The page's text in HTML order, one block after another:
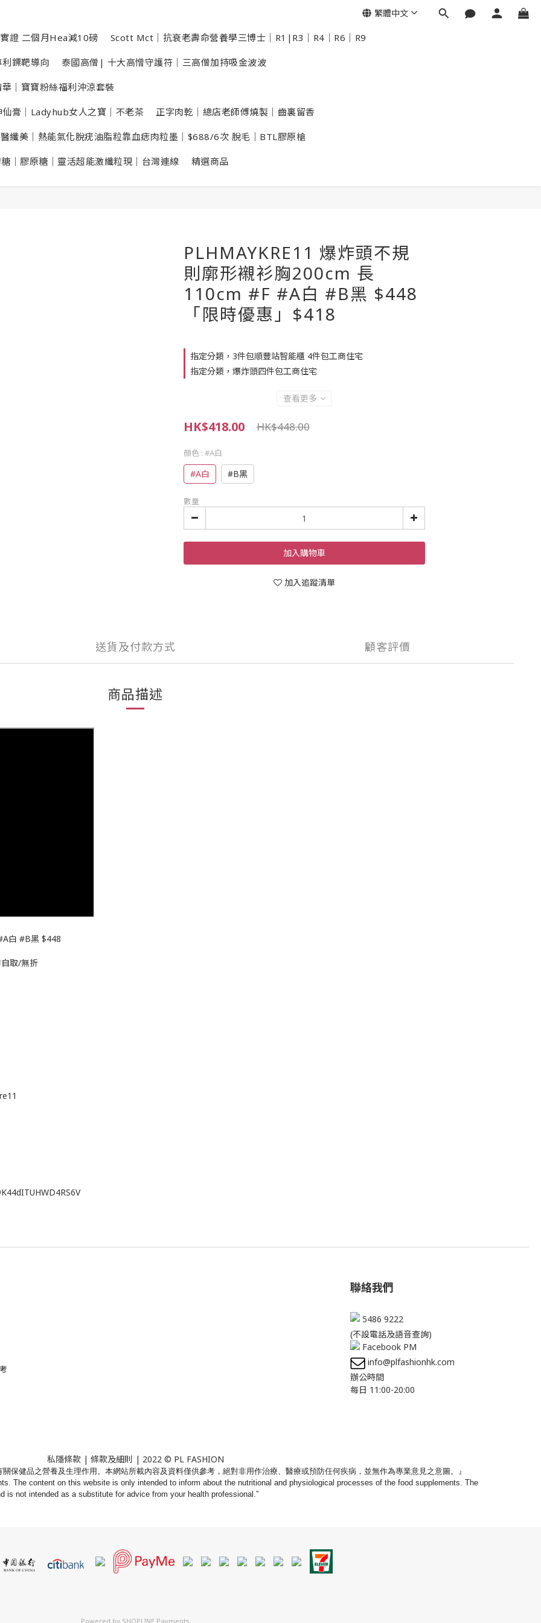
證 二個月Hea減10磅 Scott Mct｜抗衰老壽命營養學三博士｜R1|R3｜R4｜R6｜R9
鏢靶導向 泰國高僧| 十大高憎守護符｜三高僧加持吸金波波
｜寶寶粉絲福利沖涼套裝
膏｜Ladyhub女人之寶｜不老茶 正字肉乾｜總店老師傅燒製｜齒裏留香
纖美｜熱能氣化脫疣油脂粒靠血痣肉粒墨｜$688/6次 脫毛｜BTL膠原槍
｜膠原糖｜靈活超能激纖粒現｜台灣連線 精選商品
繁體中文
PLHMAYKRE11 爆炸頭不規
則廓形襯衫胸200cm 長
110cm #F #A白 #B黑 $448
「限時優惠」$418
指定分類，3件包順豐站智能櫃 4件包工商住宅
指定分類，爆炸頭四件包工商住宅
查看更多
HK$418.00 HK$448.00
顏色 : #A白
#A白 #B黑
數量
加入購物車
加入追蹤清單
送貨及付款方式 顧客評價
商品描述
白 #B黑 $448
取/無折
聯絡我們
5486 9222
(不設電話及語音查詢)
Facebook PM
info@plfashionhk.com
辦公時間
每日 11:00-20:00
私隱條款| 條款及細則 | 2022 © PL FASHION
保健品之營養及生理作用。 本網站所載內容及資料僅供參考，絕對非用作治療、 醫療或預防任何疾病，並無作為專業意見之意圖。』
The content on this website is only intended to inform about the nutritional and physiological processes of the food supplements. The
not intended as a substitute for advice from your health professional.”
Powered by SHOPLINE Payments